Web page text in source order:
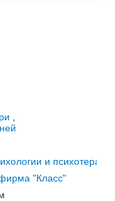
и
"Класс"